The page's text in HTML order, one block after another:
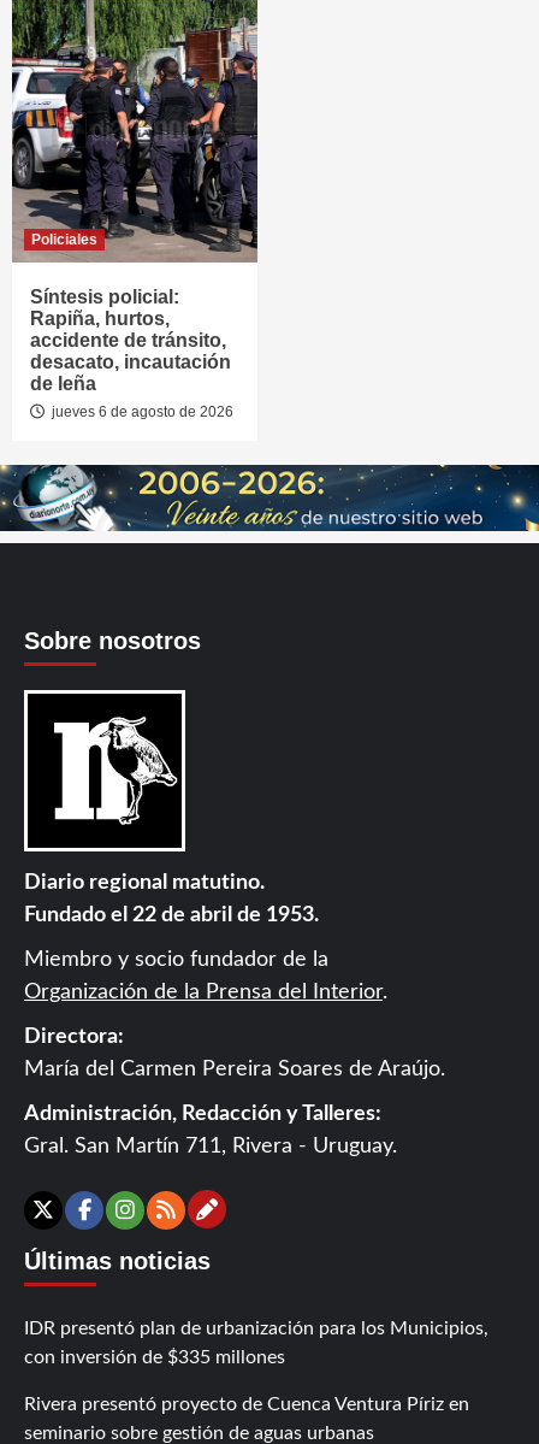
Policiales
Síntesis policial:
Rapiña, hurtos,
accidente de tránsito,
desacato, incautación
de leña
jueves 6 de agosto de 2026
Sobre nosotros
Diario regional matutino.
Fundado el 22 de abril de 1953.
Miembro y socio fundador de la
Organización de la Prensa del Interior.
Directora:
María del Carmen Pereira Soares de Araújo.
Administración, Redacción y Talleres:
Gral. San Martín 711, Rivera - Uruguay.
X Facebook
Instagram
RSSContáctanos
Últimas noticias
IDR presentó plan de urbanización para los Municipios,
con inversión de $335 millones
Rivera presentó proyecto de Cuenca Ventura Píriz en
seminario sobre gestión de aguas urbanas